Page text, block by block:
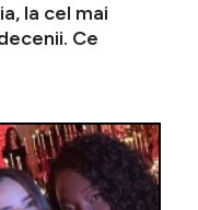
la cel mai
Ce
”Pe